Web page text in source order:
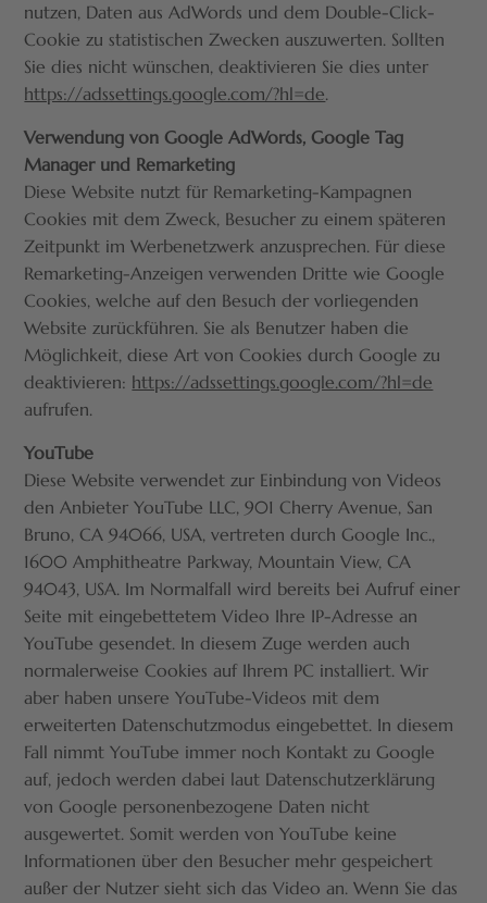
nutzen, Daten aus AdWords und dem Double-Click-
Cookie zu statistischen Zwecken auszuwerten. Sollten
Sie dies nicht wünschen, deaktivieren Sie dies unter
https://adssettings.google.com/?hl=de.
Verwendung von Google AdWords, Google Tag
Manager und Remarketing
Diese Website nutzt für Remarketing-Kampagnen
Cookies mit dem Zweck, Besucher zu einem späteren
Zeitpunkt im Werbenetzwerk anzusprechen. Für diese
Remarketing-Anzeigen verwenden Dritte wie Google
Cookies, welche auf den Besuch der vorliegenden
Website zurückführen. Sie als Benutzer haben die
Möglichkeit, diese Art von Cookies durch Google zu
deaktivieren: https://adssettings.google.com/?hl=de
aufrufen.
YouTube
Diese Website verwendet zur Einbindung von Videos
den Anbieter YouTube LLC, 901 Cherry Avenue, San
Bruno, CA 94066, USA, vertreten durch Google Inc.,
1600 Amphitheatre Parkway, Mountain View, CA
94043, USA. Im Normalfall wird bereits bei Aufruf einer
Seite mit eingebettetem Video Ihre IP-Adresse an
YouTube gesendet. In diesem Zuge werden auch
normalerweise Cookies auf Ihrem PC installiert. Wir
aber haben unsere YouTube-Videos mit dem
erweiterten Datenschutzmodus eingebettet. In diesem
Fall nimmt YouTube immer noch Kontakt zu Google
auf, jedoch werden dabei laut Datenschutzerklärung
von Google personenbezogene Daten nicht
ausgewertet. Somit werden von YouTube keine
Informationen über den Besucher mehr gespeichert
außer der Nutzer sieht sich das Video an. Wenn Sie das